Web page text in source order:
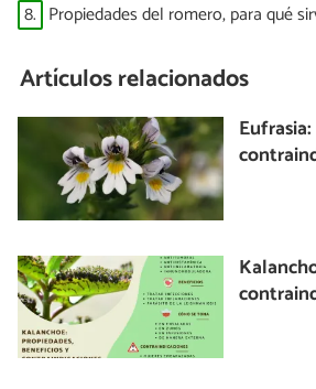
8. Propiedades del romero, para qué
Artículos relacionados